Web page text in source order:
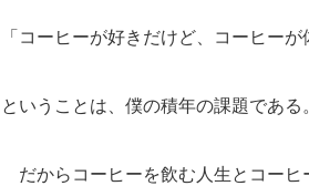
「コーヒーが好きだけど、コーヒー
ということは、僕の積年の課題である。
だからコーヒーを飲む人生とコーヒ